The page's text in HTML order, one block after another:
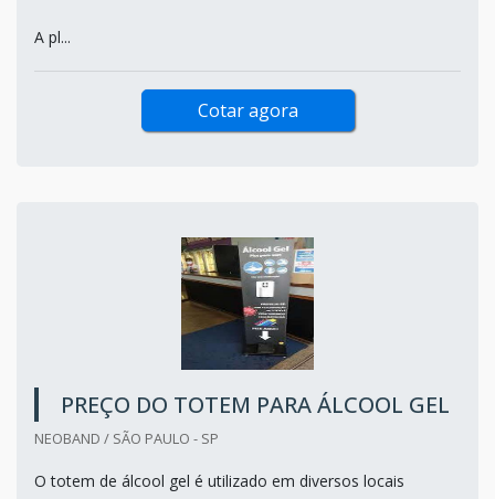
A pl...
Cotar agora
PREÇO DO TOTEM PARA ÁLCOOL GEL
NEOBAND / SÃO PAULO - SP
O totem de álcool gel é utilizado em diversos locais